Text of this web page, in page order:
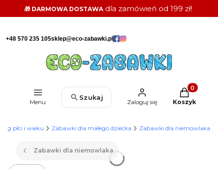
🎁 DARMOWA DOSTAWAdla zamówień od 199 zł!
+48 570 235 105sklep@eco-zabawki.pl
Menu
Szukaj
Zaloguj się
Produkty w
Koszyk
płci i wieku Zabawki dla małego dziecka Zabawki dla niemowlaka
Zabawki dla niemowlaka